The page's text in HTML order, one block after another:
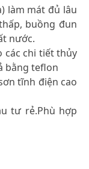
làm mát đủ lâu
buồng đun
nước.
các chi tiết thủy
bằng teflon
tĩnh điện cao
tư rẻ.Phù hợp